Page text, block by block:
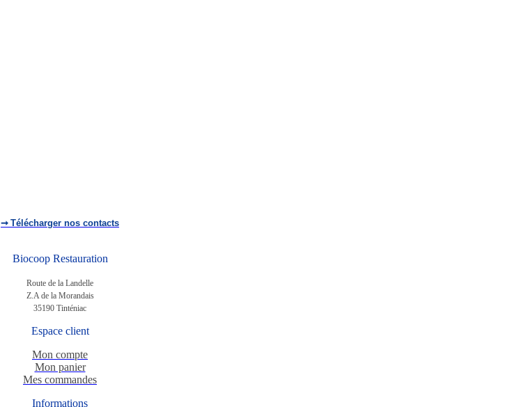
➞ Télécharger nos contacts
Biocoop Restauration
Route de la Landelle
Z.A de la Morandais
35190 Tinténiac
Espace client
Mon compte
Mon panier
Mes commandes
Informations